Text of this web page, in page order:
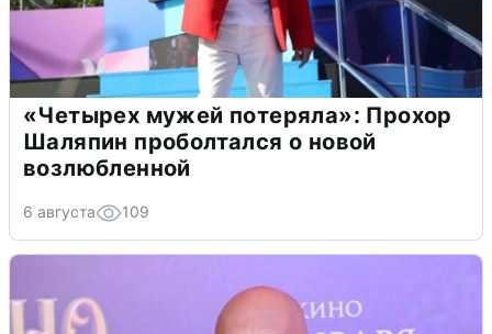
«Четырех мужей потеряла»: Прохор
Шаляпин проболтался о новой
возлюбленной
6 августа 109